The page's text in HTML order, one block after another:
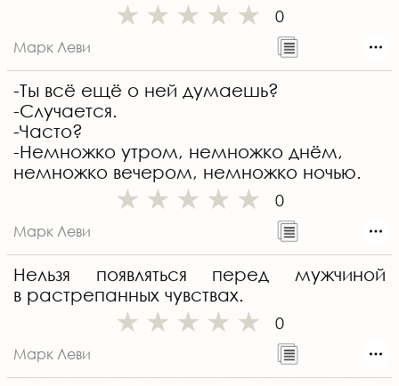
0
Марк Леви
-Ты всё ещё о ней думаешь?
-Случается.
-Часто?
-Немножко утром, немножко днём,
немножко вечером, немножко ночью.
0
Марк Леви
Нельзя появляться перед мужчиной
в растрепанных чувствах.
0
Марк Леви